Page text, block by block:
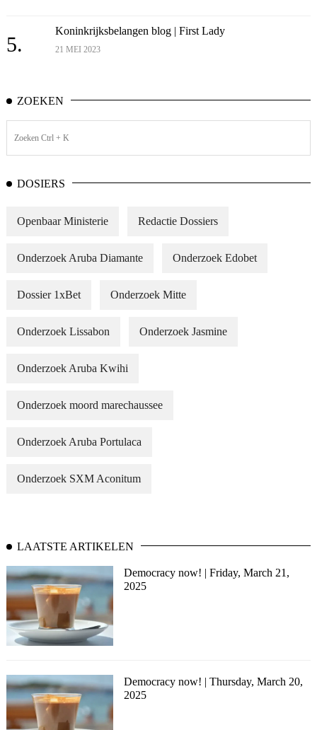
5.
Koninkrijksbelangen blog | First Lady
21 MEI 2023
ZOEKEN
DOSIERS
Openbaar Ministerie Redactie Dossiers
Onderzoek Aruba Diamante Onderzoek Edobet
Dossier 1xBet Onderzoek Mitte
Onderzoek Lissabon Onderzoek Jasmine
Onderzoek Aruba Kwihi
Onderzoek moord marechaussee
Onderzoek Aruba Portulaca
Onderzoek SXM Aconitum
LAATSTE ARTIKELEN
Democracy now! | Friday, March 21,
2025
Democracy now! | Thursday, March 20,
2025